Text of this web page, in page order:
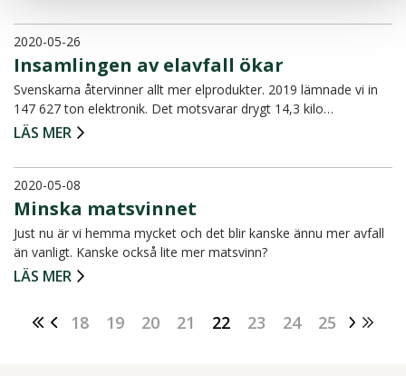
2020-05-26
Insamlingen av elavfall ökar
Svenskarna återvinner allt mer elprodukter. 2019 lämnade vi in
147 627 ton elektronik. Det motsvarar drygt 14,3 kilo…
LÄS MER
2020-05-08
Minska matsvinnet
Just nu är vi hemma mycket och det blir kanske ännu mer avfall
än vanligt. Kanske också lite mer matsvinn?
LÄS MER
18 19 20 21 22 23 24 25